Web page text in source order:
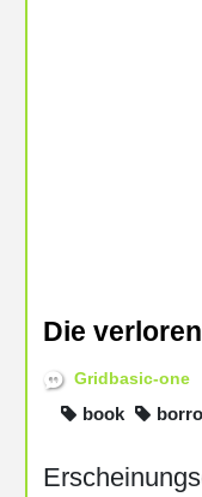
Die
Gridbasic-one
book